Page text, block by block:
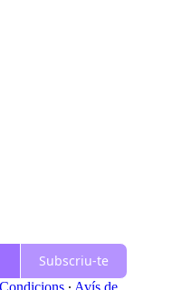
Subscriu-te
Condicions ∙ Avís de